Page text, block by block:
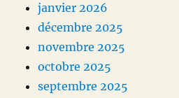
janvier 2026
décembre 2025
novembre 2025
octobre 2025
septembre 2025